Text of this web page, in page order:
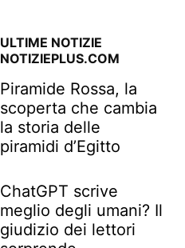
ULTIME NOTIZIE
NOTIZIEPLUS.COM
Piramide Rossa, la
scoperta che cambia
la storia delle
piramidi d’Egitto
ChatGPT scrive
meglio degli umani? Il
giudizio dei lettori